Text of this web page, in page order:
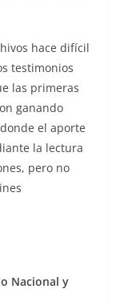
hace difícil
testimonios
las primeras
ganando
el aporte
la lectura
pero no
Nacional y